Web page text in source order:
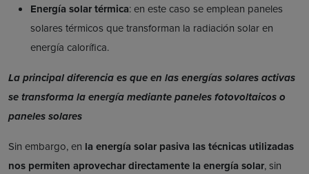
Energía solar térmica: en este caso se emplean paneles
solares térmicos que transforman la radiación solar en
energía calorífica.
La principal diferencia es que en las energías solares activas
se transforma la energía mediante paneles fotovoltaicos o
paneles solares
Sin embargo, en la energía solar pasiva las técnicas utilizadas
nos permiten aprovechar directamente la energía solar, sin